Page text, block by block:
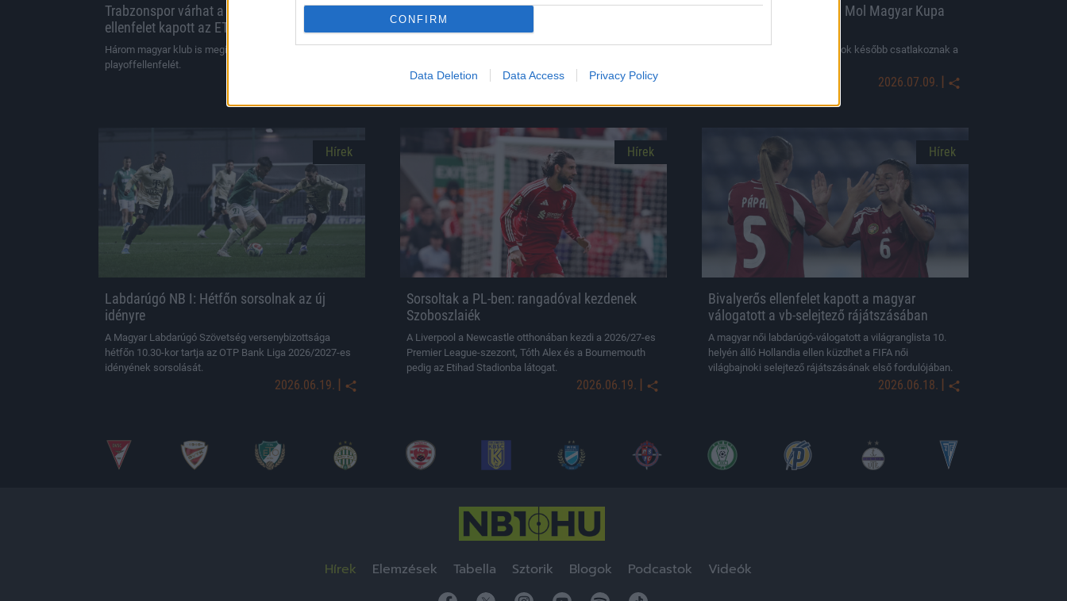
CONFIRM
Data Deletion Data Access Privacy Policy
Trabzonspor várhat a Fradira, lehetséges
ellenfelet kapott az ETO FC és a DVSC is
Három magyar klub is megismerte lehetséges
playoffellenfelét.
Hétfőn sorsolás: közülük kerülhet ki a Fradi
következő ellenfele az El-selejtezőben
2026.07.19. |
Csütörtökön sorsolták a Mol Magyar Kupa
Az NB I-es és NB II-es csapatok később csatlakoznak a
2026.07.09. |
Hírek
Labdarúgó NB I: Hétfőn sorsolnak az új
idényre
A Magyar Labdarúgó Szövetség versenybizottsága
hétfőn 10.30-kor tartja az OTP Bank Liga 2026/2027-es
idényének sorsolását.
2026.06.19. |
Hírek
Sorsoltak a PL-ben: rangadóval kezdenek
Szoboszlaiék
A Liverpool a Newcastle otthonában kezdi a 2026/27-es
Premier League-szezont, Tóth Alex és a Bournemouth
pedig az Etihad Stadionba látogat.
2026.06.19. |
Hírek
Bivalyerős ellenfelet kapott a magyar
válogatott a vb-selejtező rájátszásában
A magyar női labdarúgó-válogatott a világranglista 10.
helyén álló Hollandia ellen küzdhet a FIFA női
világbajnoki selejtező rájátszásának első fordulójában.
2026.06.18. |
Hírek Elemzések Tabella Sztorik Blogok Podcastok Videók